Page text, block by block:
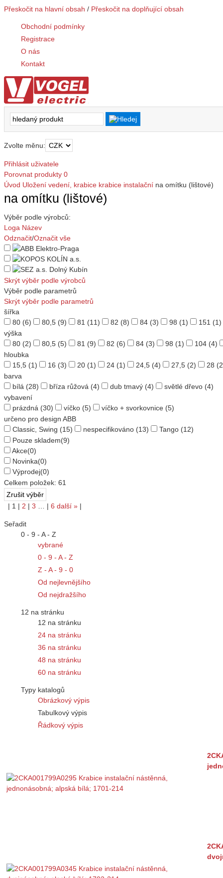
Přeskočit na hlavní obsah / Přeskočit na doplňující obsah
Obchodní podmínky
Registrace
O nás
Kontakt
Zvolte měnu:
Přihlásit uživatele
Porovnat produkty 0
Úvod Uložení vedení, krabice krabice instalační na omítku (lištové)
na omítku (lištové)
Výběr podle výrobců:
Loga Název
Odznačit/Označit vše
Skrýt výběr podle výrobců
Výběr podle parametrů
Skrýt výběr podle parametrů
šířka
80 (6) 80,5 (9) 81 (11) 82 (8) 84 (3) 98 (1) 151 (1)
výška
80 (2) 80,5 (5) 81 (9) 82 (6) 84 (3) 98 (1) 104 (4)
hloubka
15,5 (1) 16 (3) 20 (1) 24 (1) 24,5 (4) 27,5 (2) 28
barva
bílá (28) bříza růžová (4) dub tmavý (4) světlé dřevo (4)
vybavení
prázdná (30) víčko (5) víčko + svorkovnice (5)
určeno pro design ABB
Classic, Swing (15) nespecifikováno (13) Tango (12)
Pouze skladem(9)
Akce(0)
Novinka(0)
Výprodej(0)
Celkem položek: 61
| 1 | 2 | 3 … | 6 další » |
Seřadit
0 - 9 - A - Z
vybrané
0 - 9 - A - Z
Z - A - 9 - 0
Od nejlevnějšího
Od nejdražšího
12 na stránku
12 na stránku
24 na stránku
36 na stránku
48 na stránku
60 na stránku
Typy katalogů
Obrázkový výpis
Tabulkový výpis
Řádkový výpis